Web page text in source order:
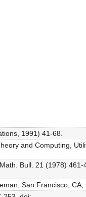
1991) 41-68.
and Computing,
Bull. 21 (1978) 461-
San Francisco, CA,